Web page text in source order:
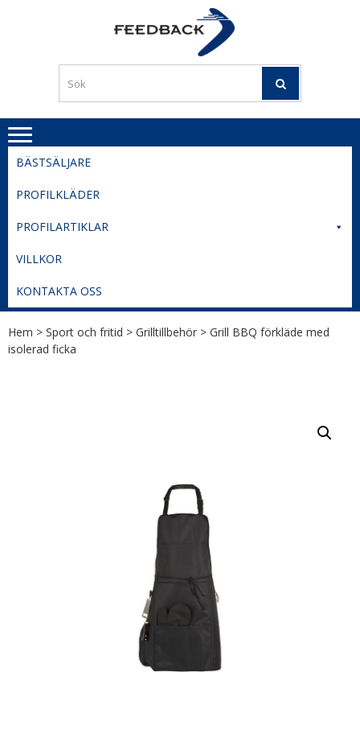
TIL
BESTE
PRISER
BÄSTSÄLJARE
PROFILKLÄDER
PROFILARTIKLAR
VILLKOR
KONTAKTA OSS
Hem > Sport och fritid > Grilltillbehör > Grill BBQ förkläde med
isolerad ficka